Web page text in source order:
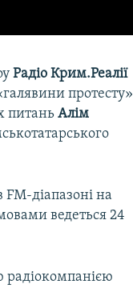
Радіо Крим.Реалії
протесту»
питаньАлім
FM-діапазоні на
ведеться 24
радіокомпанією